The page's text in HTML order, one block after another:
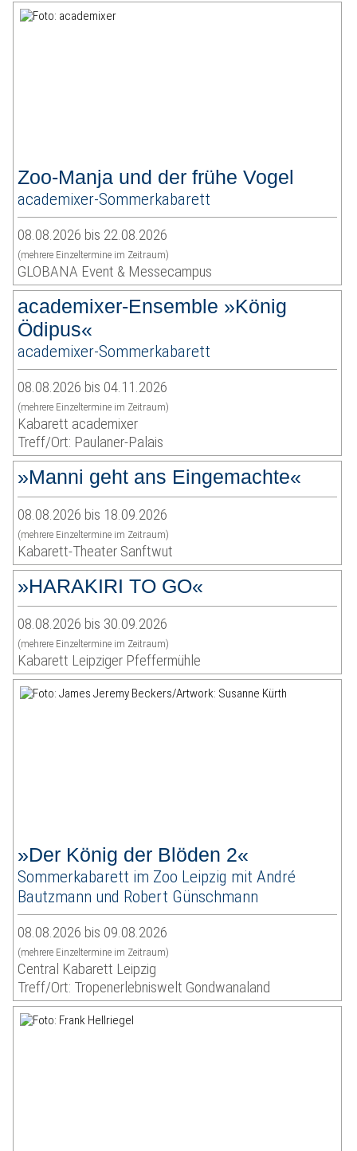
Zoo-Manja und der frühe Vogel
academixer-Sommerkabarett
08.08.2026 bis 22.08.2026
(mehrere Einzeltermine im Zeitraum)
GLOBANA Event & Messecampus
academixer-Ensemble »König
Ödipus«
academixer-Sommerkabarett
08.08.2026 bis 04.11.2026
(mehrere Einzeltermine im Zeitraum)
Kabarett academixer
Treff/Ort: Paulaner-Palais
»Manni geht ans Eingemachte«
08.08.2026 bis 18.09.2026
(mehrere Einzeltermine im Zeitraum)
Kabarett-Theater Sanftwut
»HARAKIRI TO GO«
08.08.2026 bis 30.09.2026
(mehrere Einzeltermine im Zeitraum)
Kabarett Leipziger Pfeffermühle
»Der König der Blöden 2«
Sommerkabarett im Zoo Leipzig mit André
Bautzmann und Robert Günschmann
08.08.2026 bis 09.08.2026
(mehrere Einzeltermine im Zeitraum)
Central Kabarett Leipzig
Treff/Ort: Tropenerlebniswelt Gondwanaland